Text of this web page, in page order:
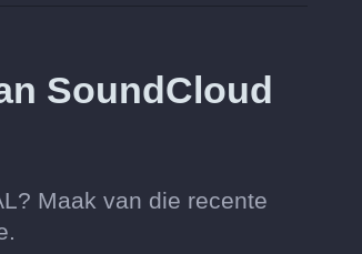
SoundCloud
Maak van die recente